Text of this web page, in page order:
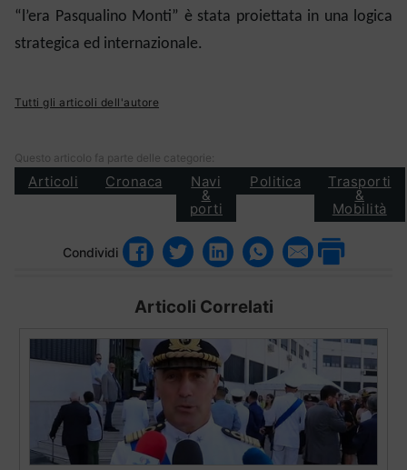
“l’era Pasqualino Monti” è stata proiettata in una logica
strategica ed internazionale.
Tutti gli articoli dell'autore
Questo articolo fa parte delle categorie:
Articoli Cronaca Navi
&
porti
Politica Trasporti
&
Mobilità
Condividi
Articoli Correlati